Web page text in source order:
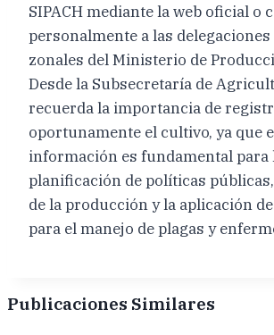
SIPACH mediante la web oficial o
personalmente a las delegaciones
zonales del Ministerio de
Desde la Subsecretaría de
recuerda la importancia de
oportunamente el cultivo, ya que
información es fundamental para
planificación de políticas
de la producción y la aplicación
para el manejo de plagas y
Publicaciones Similares